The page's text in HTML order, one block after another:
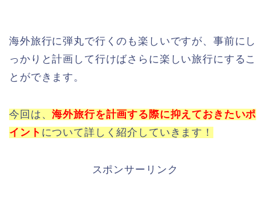
海外旅行に弾丸で行くのも楽しいですが、事前にし
っかりと計画して行けばさらに楽しい旅行にするこ
とができます。
今回は、海外旅行を計画する際に抑えておきたいポ
イント について詳しく紹介していきます！
スポンサーリンク